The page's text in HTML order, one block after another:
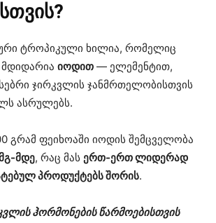
ტროპიკული ხილია, რომელიც
იოდით — ელემენტით,
ჯირკვლის ჯანმრთელობისთვის
ასრულებს.
გრამ ფეიხოაში იოდის შემცველობა
მდე, რაც მას ერთ-ერთ ლიდერად
პროდუქტებს შორის.
ჰორმონების წარმოებისთვის